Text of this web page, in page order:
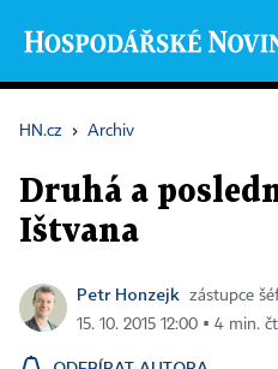
HN.cz › Archiv
Druhá a
Ištvana
Petr Honzejk
zástupce
15. 10. 2015 12:00 ▪ 4 min.